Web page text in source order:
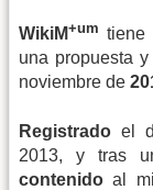
WikiM+um tiene
una propuesta
noviembre de
Registrado el
2013, y tras
contenido al